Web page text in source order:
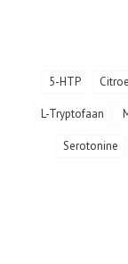
5-HTP
L-Tryptofaan
Serotonine